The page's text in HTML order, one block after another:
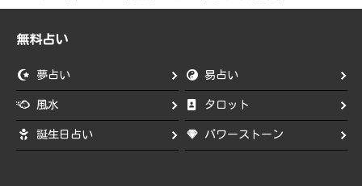
無料占い
夢占い 易占い
風水 タロット
誕生日占い パワーストーン